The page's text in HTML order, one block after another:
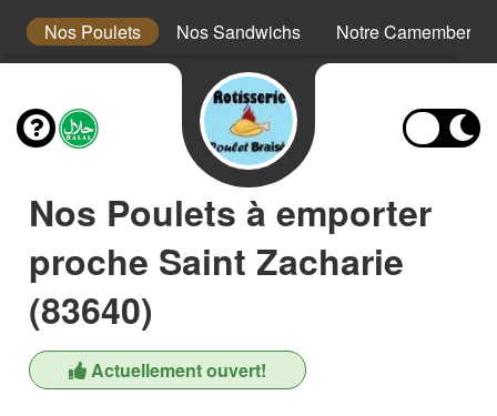
Nos Poulets Nos Sandwichs Notre Camembert
Nos Poulets à emporter
proche Saint Zacharie
(83640)
Actuellement ouvert!